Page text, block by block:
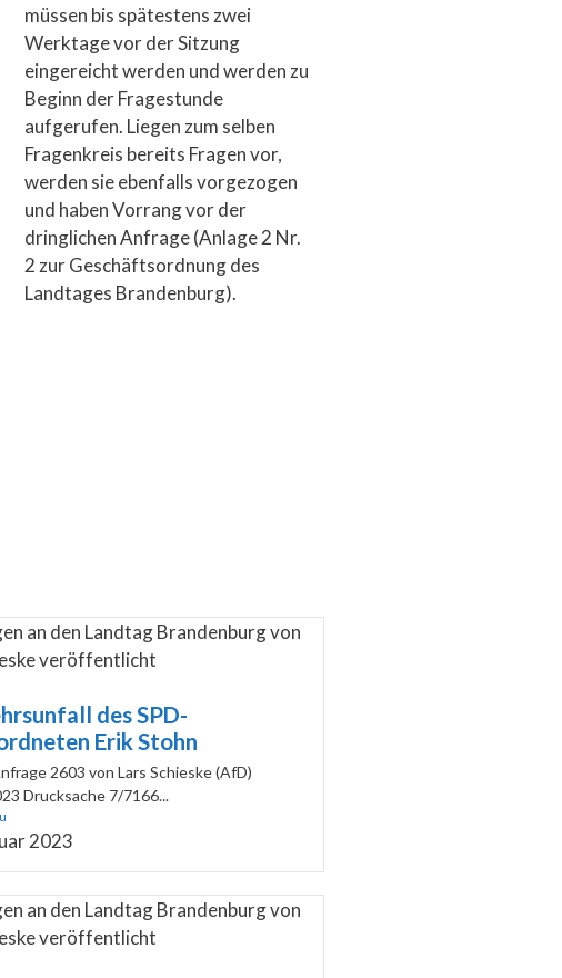
müssen bis spätestens zwei
Werktage vor der Sitzung
eingereicht werden und werden zu
Beginn der Fragestunde
aufgerufen. Liegen zum selben
Fragenkreis bereits Fragen vor,
werden sie ebenfalls vorgezogen
und haben Vorrang vor der
dringlichen Anfrage (Anlage 2 Nr.
2 zur Geschäftsordnung des
Landtages Brandenburg).
des SPD-
Erik Stohn
2603 von Lars Schieske (AfD)
Drucksache 7/7166...
2023